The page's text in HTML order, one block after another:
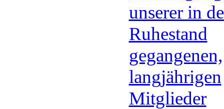
unserer in
Ruhestand
gegangenen,
langjährigen
Mitglieder